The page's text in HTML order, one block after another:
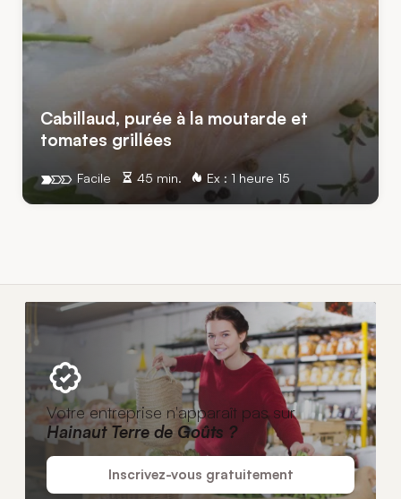
Cabillaud, purée à la moutarde et
tomates grillées
45 min. Ex : 1 heure 15
Facile
Votre entreprise n'apparaît pas sur
Hainaut Terre de Goûts ?
Inscrivez-vous gratuitement